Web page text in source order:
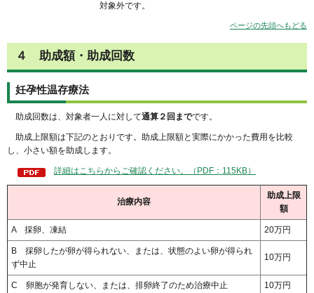
対象外です。
ページの先頭へもどる
４ 助成額・助成回数
妊孕性温存療法
助成回数は、対象者一人に対して通算２回までです。
助成上限額は下記のとおりです。助成上限額と実際にかかった費用を比較
し、小さい額を助成します。
詳細はこちらからご確認ください。（PDF：115KB）
治療内容
助成上限
額
A 採卵、凍結 20万円
B 採卵したが卵が得られない、または、状態のよい卵が得られ
ず中止
10万円
C 卵胞が発育しない、または、排卵終了のため治療中止 10万円